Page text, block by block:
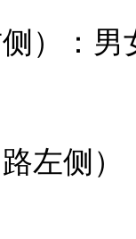
）：
左侧